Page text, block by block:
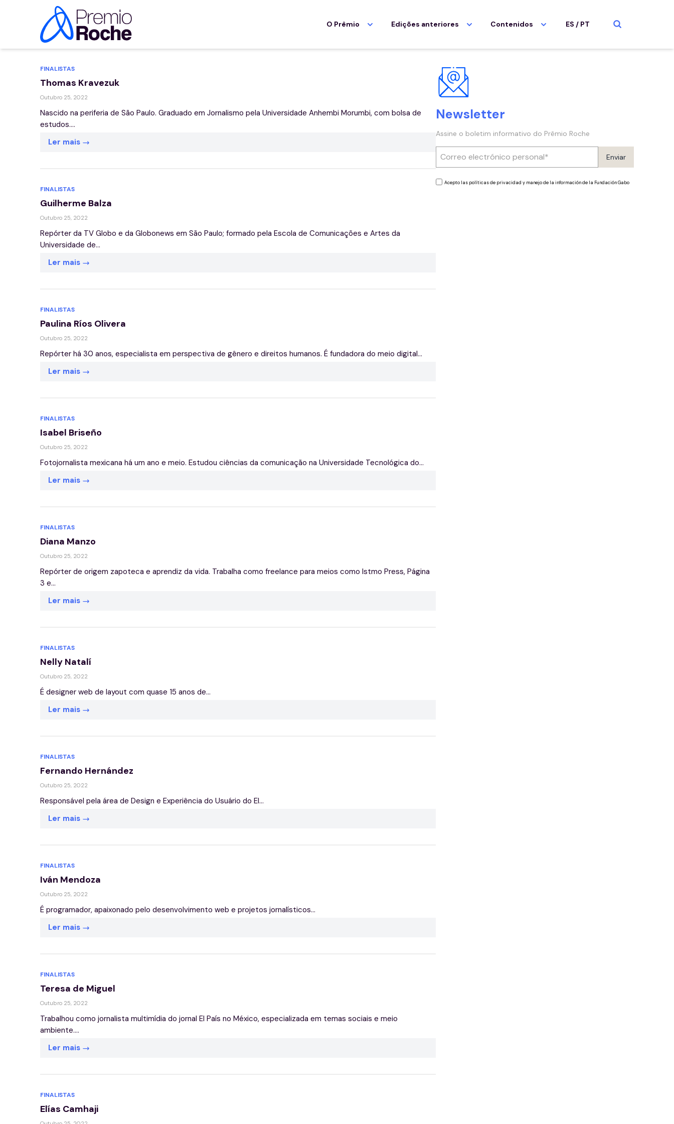
Pular para o conteúdo
O Prêmio Edições anteriores Contenidos ES / PT
FINALISTAS
Thomas Kravezuk
Outubro 25, 2022
Nascido na periferia de São Paulo. Graduado em Jornalismo pela Universidade Anhembi Morumbi, com bolsa de
estudos....
Ler mais
FINALISTAS
Guilherme Balza
Outubro 25, 2022
Repórter da TV Globo e da Globonews em São Paulo; formado pela Escola de Comunicações e Artes da
Universidade de...
Ler mais
FINALISTAS
Paulina Ríos Olivera
Outubro 25, 2022
Repórter há 30 anos, especialista em perspectiva de gênero e direitos humanos. É fundadora do meio digital...
Ler mais
FINALISTAS
Isabel Briseño
Outubro 25, 2022
Fotojornalista mexicana há um ano e meio. Estudou ciências da comunicação na Universidade Tecnológica do...
Ler mais
FINALISTAS
Diana Manzo
Outubro 25, 2022
Repórter de origem zapoteca e aprendiz da vida. Trabalha como freelance para meios como Istmo Press, Página
3 e...
Ler mais
FINALISTAS
Nelly Natalí
Outubro 25, 2022
É designer web de layout com quase 15 anos de...
Ler mais
FINALISTAS
Fernando Hernández
Outubro 25, 2022
Responsável pela área de Design e Experiência do Usuário do El...
Ler mais
FINALISTAS
Iván Mendoza
Outubro 25, 2022
É programador, apaixonado pelo desenvolvimento web e projetos jornalísticos...
Ler mais
FINALISTAS
Teresa de Miguel
Outubro 25, 2022
Trabalhou como jornalista multimídia do jornal El País no México, especializada em temas sociais e meio
ambiente....
Ler mais
FINALISTAS
Elías Camhaji
Newsletter
Assine o boletim informativo do Prêmio Roche
Enviar
Acepto las políticas de privacidad y manejo de la información de la Fundación Gabo